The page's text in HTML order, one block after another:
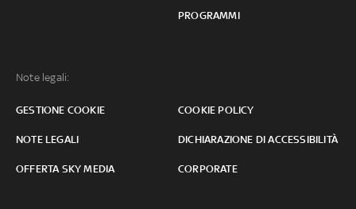
PROGRAMMI
Note legali:
GESTIONE COOKIE COOKIE POLICY
NOTE LEGALI DICHIARAZIONE DI ACCESSIBILITÀ
OFFERTA SKY MEDIA CORPORATE